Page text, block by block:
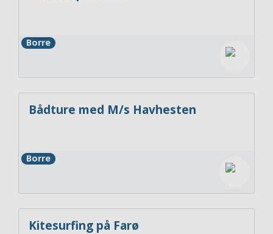
Borre
Bådture med M/s Havhesten
Borre
Kitesurfing på Farø